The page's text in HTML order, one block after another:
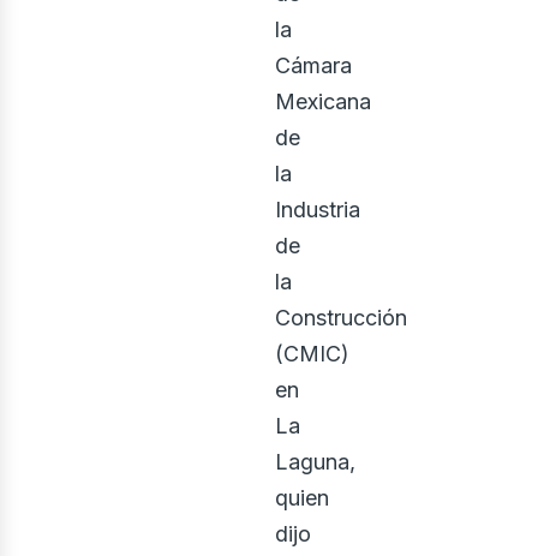
la
Cámara
Mexicana
de
la
Industria
de
la
Construcción
(CMIC)
en
La
Laguna,
quien
dijo